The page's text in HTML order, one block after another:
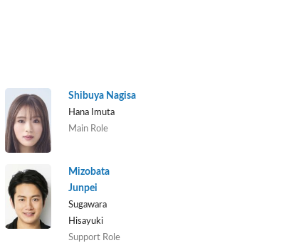
Shibuya Nagisa
Hana Imuta
Main Role
Mizobata
Junpei
Sugawara
Hisayuki
Support Role